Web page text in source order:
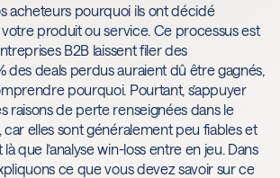
acheteurs pourquoi ils ont décidé
votre produit ou service. Ce processus est
B2B laissent filer des
des deals perdus auraient dû être gagnés,
pourquoi. Pourtant, s’appuyer
raisons de perte renseignées dans le
car elles sont généralement peu fiables et
là que l’analyse win-loss entre en jeu. Dans
ce que vous devez savoir sur ce